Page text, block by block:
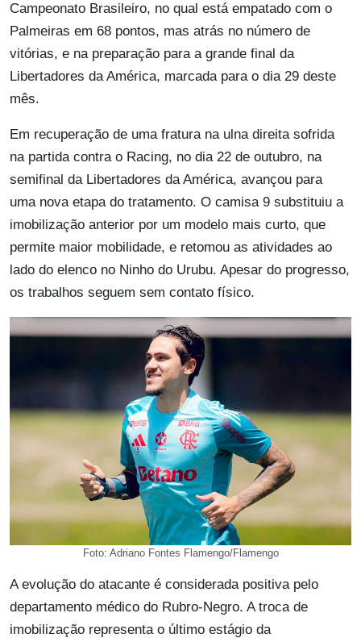
Campeonato Brasileiro, no qual está empatado com o
Palmeiras em 68 pontos, mas atrás no número de
vitórias, e na preparação para a grande final da
Libertadores da América, marcada para o dia 29 deste
mês.
Em recuperação de uma fratura na ulna direita sofrida
na partida contra o Racing, no dia 22 de outubro, na
semifinal da Libertadores da América, avançou para
uma nova etapa do tratamento. O camisa 9 substituiu a
imobilização anterior por um modelo mais curto, que
permite maior mobilidade, e retomou as atividades ao
lado do elenco no Ninho do Urubu. Apesar do progresso,
os trabalhos seguem sem contato físico.
Foto: Adriano Fontes Flamengo/Flamengo
A evolução do atacante é considerada positiva pelo
departamento médico do Rubro-Negro. A troca de
imobilização representa o último estágio da